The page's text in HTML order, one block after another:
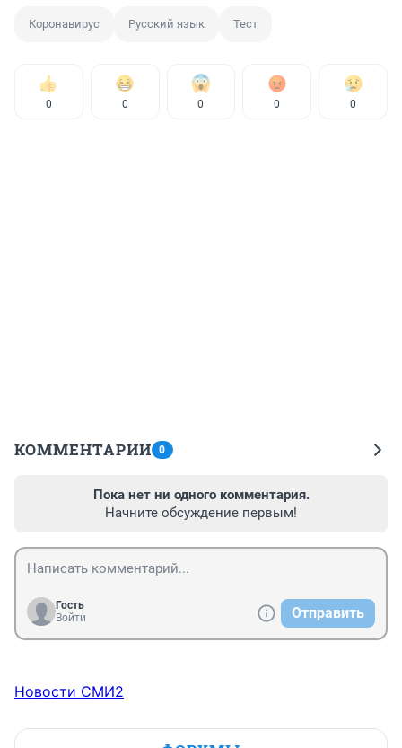
Коронавирус Русский язык Тест
0 0 0 0 0
КОММЕНТАРИИ 0
Пока нет ни одного комментария.
Начните обсуждение первым!
Гость
Войти
Отправить
Новости СМИ2